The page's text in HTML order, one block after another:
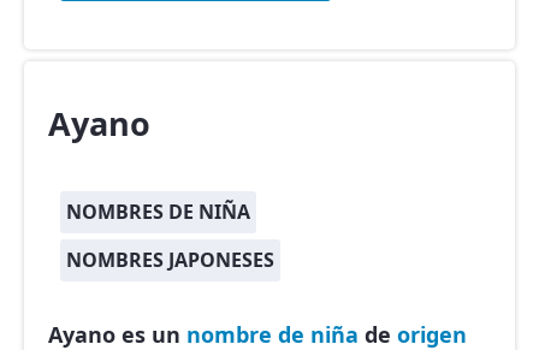
Ayano
NOMBRES DE NIÑA
NOMBRES JAPONESES
Ayano es un nombre de niña de origen